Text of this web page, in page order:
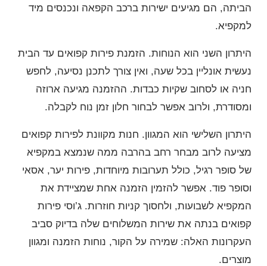
הביתה, הם מגיעים ישירות ברכב הקפאה ונכנסים מיד
למקפיא.
היתרון השני הוא הנוחות. הזמנת פירות קפואים עד הבית
נעשית אונליין בכל שעה, ואין צורך לתכנן נסיעה, לחפש
חניה או לסחוב שקיות כבדות. ההזמנה מגיעה ארוזה
ומסודרת, ולרוב אפשר לבחור חלון זמן נוח לקבלה.
היתרון השלישי הוא המגוון. חנות מקוונת לפירות קפואים
מציעה לרוב מבחר רחב בהרבה ממה שנמצא במקפיא
של סופר רגיל, כולל תערובות מיוחדות, פירות יער, אסאי
וסופר פוד. אפשר להזמין הזמנה אחת שמציידת את
המקפיא לשבועות, ולחסוך קניות חוזרות. ג’וסי פירות
קפואים בנתה את שירות המשלוחים שלה בדיוק סביב
העקרונות האלה: שמירה על הקור, נוחות הזמנה ומגוון
מוצרים.